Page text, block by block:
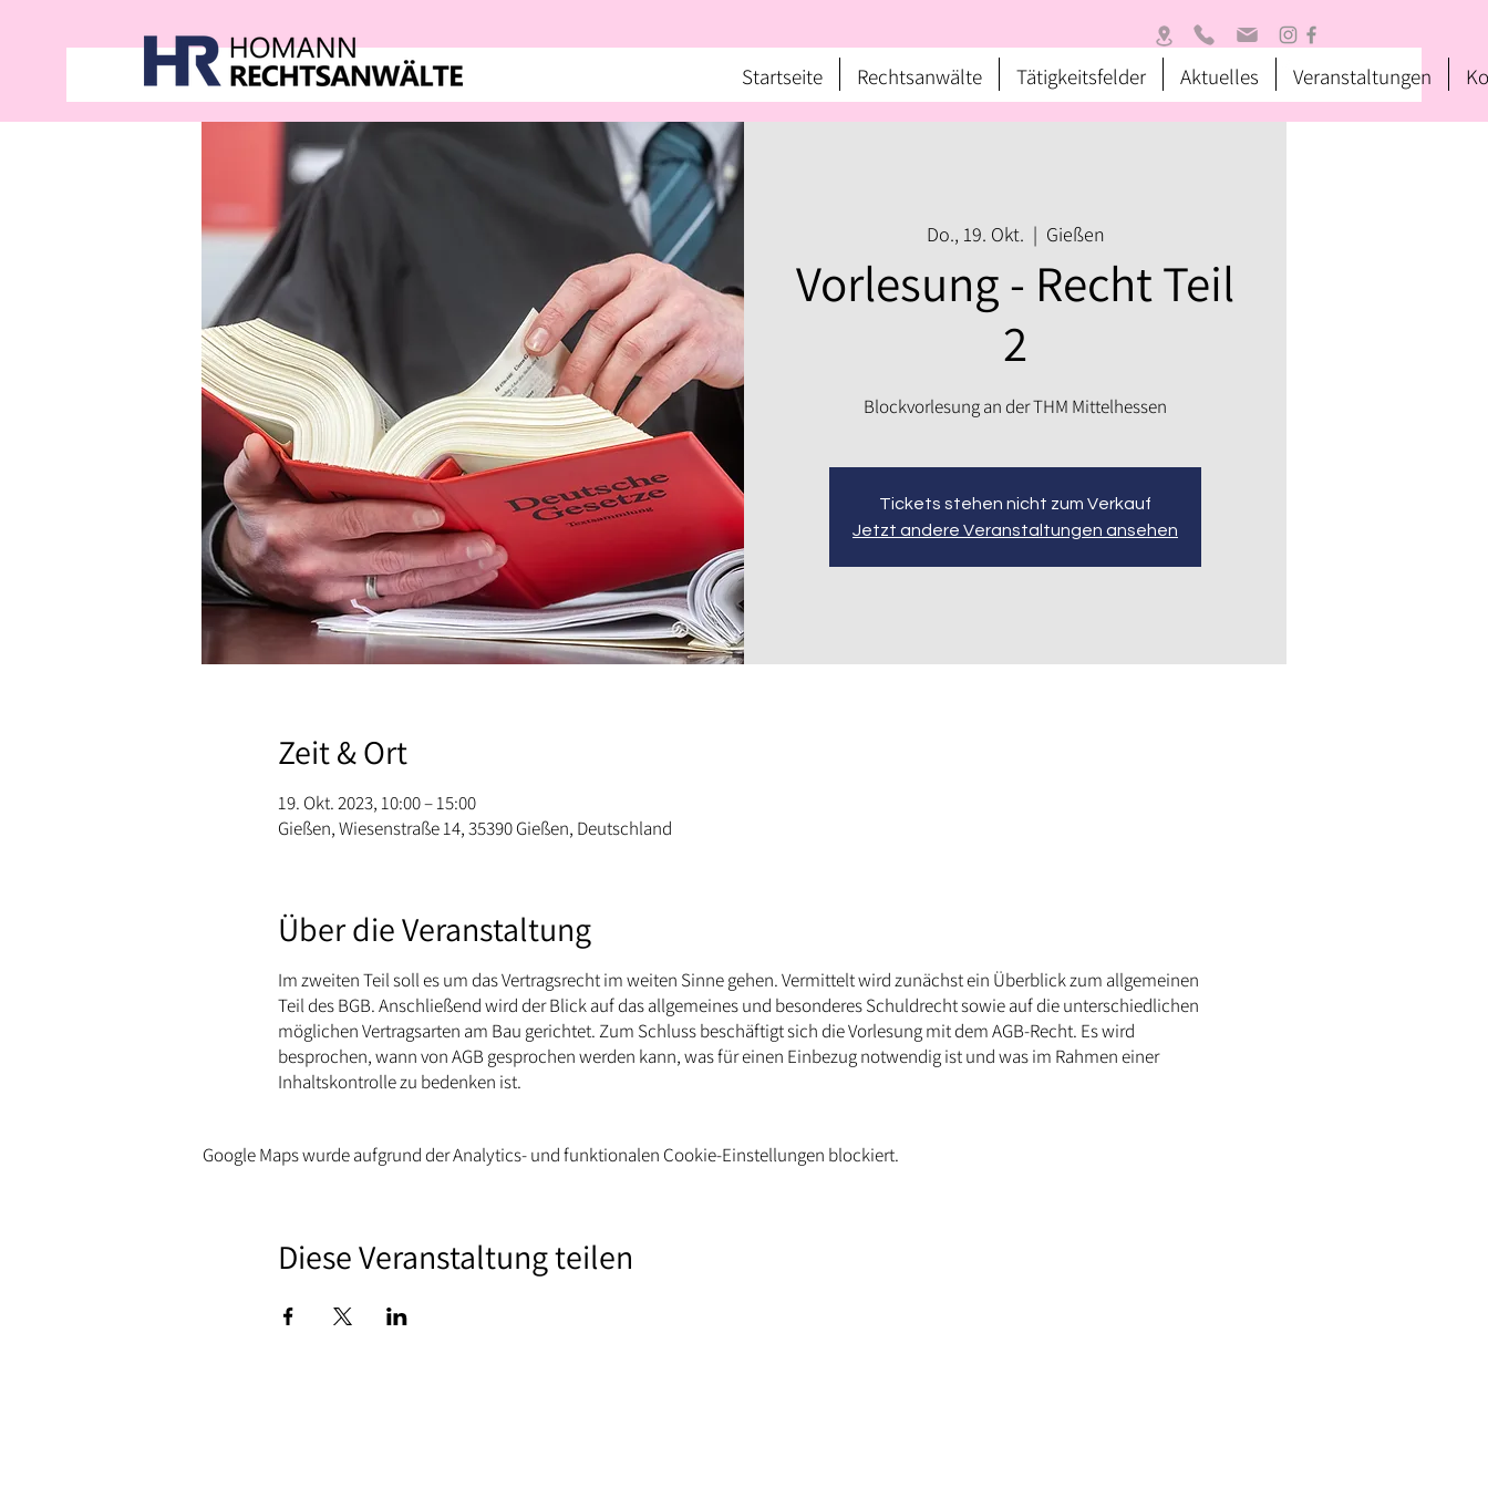
Startseite Rechtsanwälte Tätigkeitsfelder Aktuelles Veranstaltungen
Do., 19. Okt.
  |
Gießen
Vorlesung - Recht Teil
2
Blockvorlesung an der THM Mittelhessen
Tickets stehen nicht zum Verkauf
Jetzt andere Veranstaltungen ansehen
Zeit & Ort
19. Okt. 2023, 10:00 – 15:00
Gießen, Wiesenstraße 14, 35390 Gießen, Deutschland
Über die Veranstaltung
Im zweiten Teil soll es um das Vertragsrecht im weiten Sinne gehen. Vermittelt wird zunächst ein Überblick zum allgemeinen
Teil des BGB. Anschließend wird der Blick auf das allgemeines und besonderes Schuldrecht sowie auf die unterschiedlichen
möglichen Vertragsarten am Bau gerichtet. Zum Schluss beschäftigt sich die Vorlesung mit dem AGB-Recht. Es wird
besprochen, wann von AGB gesprochen werden kann, was für einen Einbezug notwendig ist und was im Rahmen einer
Inhaltskontrolle zu bedenken ist.
Google Maps wurde aufgrund der Analytics- und funktionalen Cookie-Einstellungen blockiert.
Diese Veranstaltung teilen